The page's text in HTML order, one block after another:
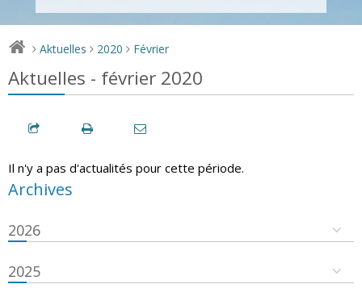
> Aktuelles > 2020 > Février
Aktuelles - février 2020
Il n'y a pas d'actualités pour cette période.
Archives
2026
2025